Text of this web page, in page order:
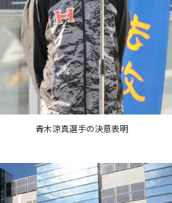
青木涼真選手の決意表明